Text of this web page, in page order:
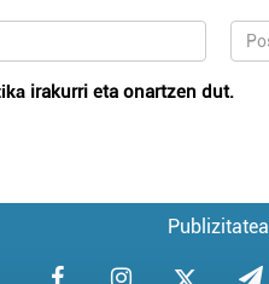
irakurri eta onartzen dut.
Publizitatea